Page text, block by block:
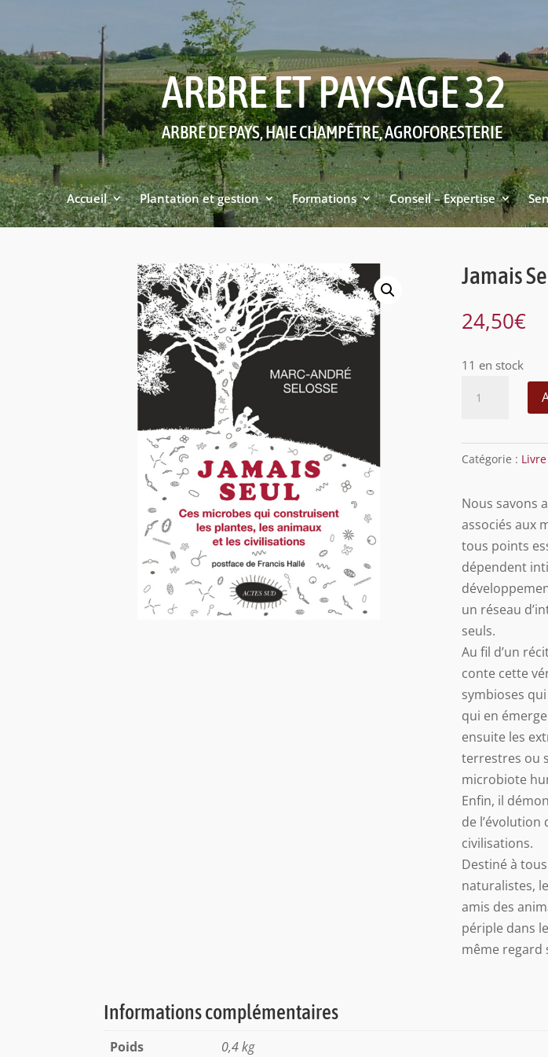
ARBRE ET PAYSAGE 32
ARBRE DE PAYS, HAIE CHAMPÊTRE, AGROFORESTERIE
Accueil Plantation et gestion Formations Conseil – Expertise
Jamais
24,50€
11 en stock
Seul
André
Selosse
Catégorie : Livre
Nous savons
associés aux
tous points
dépendent
un réseau
seuls.
Au fil d’un
conte cette
symbioses
qui en
ensuite les
terrestres ou
microbiote
Enfin, il
de
civilisations.
Destiné à
naturalistes,
amis des
périple dans
même regard
Informations complémentaires
Poids 0,4 kg